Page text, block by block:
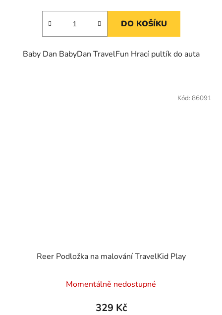
DO KOŠÍKU
Baby Dan BabyDan TravelFun Hrací pultík do auta
Reer Podložka na malování TravelKid Play
Momentálně nedostupné
329 Kč
Kód: 86091